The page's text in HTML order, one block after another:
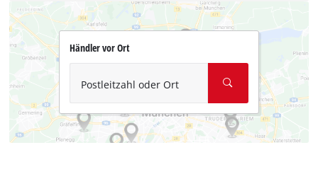
Händler vor Ort
Postleitzahl oder Ort